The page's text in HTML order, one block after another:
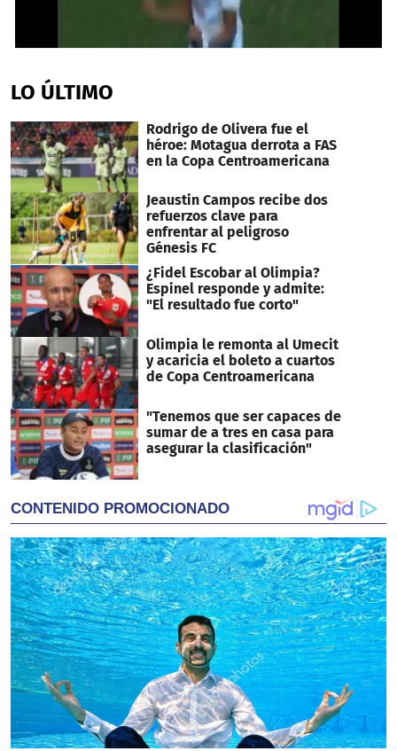
of
34
LO ÚLTIMO
Rodrigo de Olivera fue el
héroe: Motagua derrota a FAS
en la Copa Centroamericana
Jeaustin Campos recibe dos
refuerzos clave para
enfrentar al peligroso
Génesis FC
¿Fidel Escobar al Olimpia?
Espinel responde y admite:
"El resultado fue corto"
Olimpia le remonta al Umecit
y acaricia el boleto a cuartos
de Copa Centroamericana
"Tenemos que ser capaces de
sumar de a tres en casa para
asegurar la clasificación"